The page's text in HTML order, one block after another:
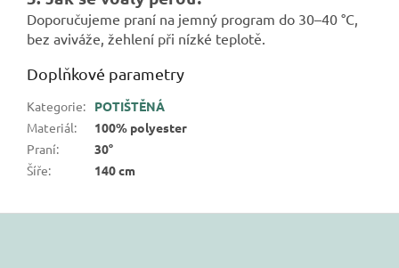
Doporučujeme praní na jemný program do 30–40 °C,
bez aviváže, žehlení při nízké teplotě.
Doplňkové parametry
Kategorie:
POTIŠTĚNÁ
Materiál:
100% polyester
Praní:
30°
Šíře: 140 cm